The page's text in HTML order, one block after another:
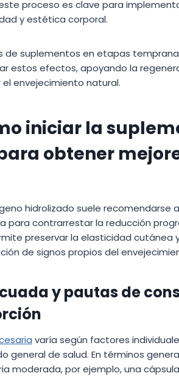
proceso es clave para
y estética corporal.
de suplementos en etapas
estos efectos, apoyando la
envejecimiento natural.
iniciar la
obtener
hidrolizado suele recomendarse
para contrarrestar la reducción
preservar la elasticidad cutánea
de signos propios del
y pautas de
varía según factores
general de salud. En términos
moderada, por ejemplo, una